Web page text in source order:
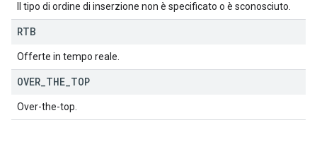
Il tipo di ordine di inserzione non è specificato o è sconosciuto.
RTB
Offerte in tempo reale.
OVER THE TOP
Over-the-top.